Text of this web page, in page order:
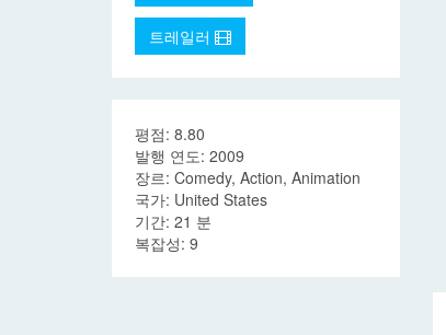
트레일러
평점: 8.80
발행 연도: 2009
장르: Comedy, Action, Animation
국가: United States
기간: 21 분
복잡성: 9